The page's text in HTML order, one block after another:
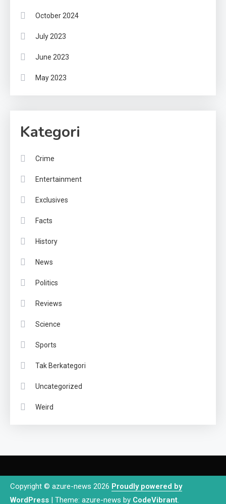
October 2024
July 2023
June 2023
May 2023
Kategori
Crime
Entertainment
Exclusives
Facts
History
News
Politics
Reviews
Science
Sports
Tak Berkategori
Uncategorized
Weird
Copyright © azure-news 2026 Proudly powered by
WordPress
Theme: azure-news by CodeVibrant.